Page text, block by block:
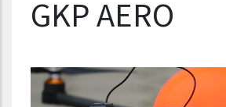
Nazwa firmy
GKP AERO